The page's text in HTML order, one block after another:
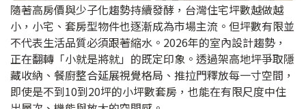
隨著高房價與少子化趨勢持續發酵，台灣住宅坪數越做越
小，小宅、套房型物件也逐漸成為市場主流。但坪數有限並
不代表生活品質必須跟著縮水。2026年的室內設計趨勢，
正在翻轉「小就是將就」的既定印象。透過架高地坪爭取隱
藏收納、餐廚整合延展視覺格局、推拉門釋放每一寸空間，
即使是不到10到20坪的小坪數套房，也能在有限尺度中住